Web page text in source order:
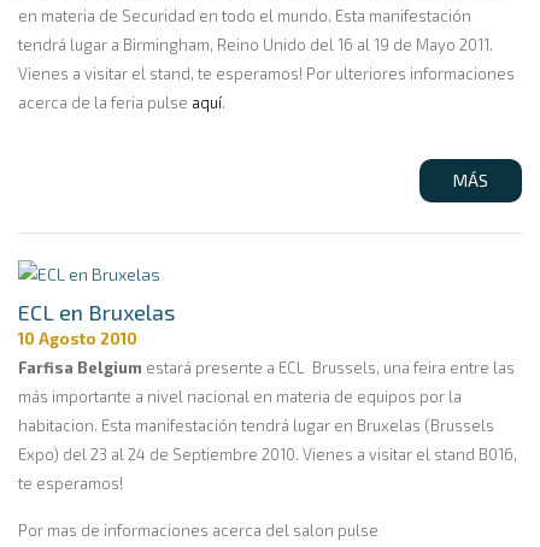
en materia de Securidad en todo el mundo. Esta manifestación
tendrá lugar a Birmingham, Reino Unido del 16 al 19 de Mayo 2011.
Vienes a visitar el stand, te esperamos! Por ulteriores informaciones
acerca de la feria pulse aquí.
MÁS
ECL en Bruxelas
10 Agosto 2010
Farfisa Belgium estará presente a ECL Brussels, una feira entre las
más importante a nivel nacional en materia de equipos por la
habitacion. Esta manifestación tendrá lugar en Bruxelas (Brussels
Expo) del 23 al 24 de Septiembre 2010. Vienes a visitar el stand B016,
te esperamos!
Por mas de informaciones acerca del salon pulse